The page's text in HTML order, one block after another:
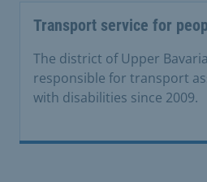
Transport service for
The district of Upper
responsible for transport
with disabilities since 2009.